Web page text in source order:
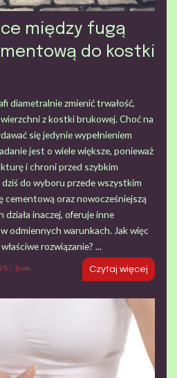
między fugą
do kostki
diametralnie zmienić trwałość,
z kostki brukowej. Choć na
się jedynie wypełnieniem
jest o wiele większe, ponieważ
i chroni przed szybkim
do wyboru przede wszystkim
oraz nowocześniejszą
działa inaczej, oferuje inne
odmiennych warunkach. Jak więc
rozwiązanie? ...
Dom Czytaj więcej